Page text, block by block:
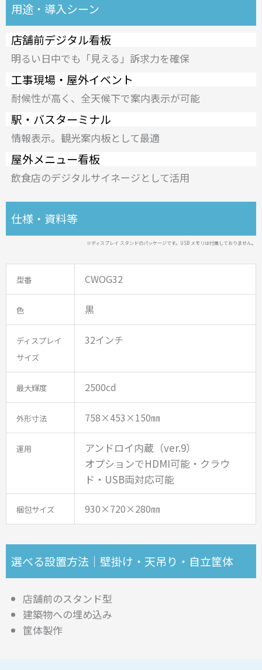
用途・導入シーン
店舗前デジタル看板
明るい日中でも「見える」訴求力を確保
工事現場・屋外イベント
耐候性が高く、全天候下で案内表示が可能
駅・バスターミナル
情報表示。観光案内板として最適
屋外メニュー看板
飲食店のデジタルサイネージとして活用
仕様・資料等
※ディスプレイ スタンドのパッケージです。USB メモリは付属しておりません。
型番 CWOG32
色 黒
ディスプレイ
サイズ
32インチ
最大輝度 2500cd
外形寸法 758×453×150㎜
運用
アンドロイ内蔵（ver.9）
オプションでHDMI可能・クラウ
ド・USB両対応可能
梱包サイズ 930×720×280㎜
選べる設置方法｜壁掛け・天吊り・自立筐体
店舗前のスタンド型
建築物への埋め込み
筐体製作